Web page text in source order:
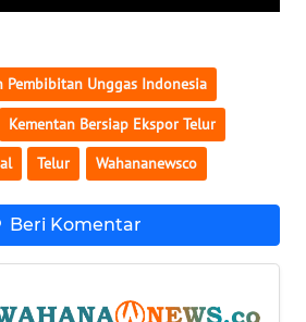
Pembibitan Unggas Indonesia
Kementan Bersiap Ekspor Telur
Telur Wahananewsco
Beri Komentar